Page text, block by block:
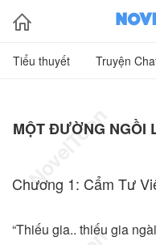

Tiểu thuyết Truyện
MỘT ĐƯỜNG NGỒI
Chương 1: Cẩm Tư
“Thiếu gia.. thiếu gia